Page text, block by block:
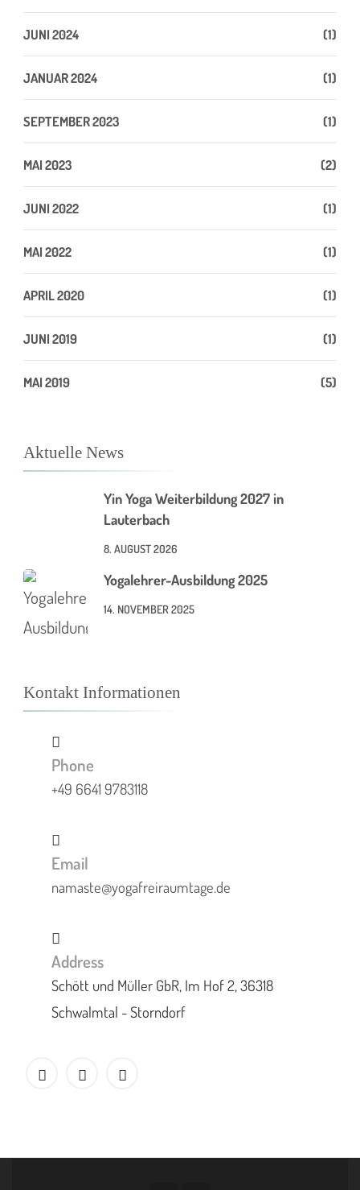
JUNI 2024 (1)
JANUAR 2024 (1)
SEPTEMBER 2023 (1)
MAI 2023 (2)
JUNI 2022 (1)
MAI 2022 (1)
APRIL 2020 (1)
JUNI 2019 (1)
MAI 2019 (5)
Aktuelle News
Yin Yoga Weiterbildung 2027 in
Lauterbach
8. AUGUST 2026
Yogalehrer-Ausbildung 2025
14. NOVEMBER 2025
Kontakt Informationen
Phone
+49 6641 9783118
Email
namaste@yogafreiraumtage.de
Address
Schött und Müller GbR, Im Hof 2, 36318
Schwalmtal - Storndorf